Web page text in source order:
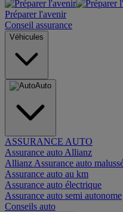
Préparer l'avenir
Conseil assurance
Véhicules
Auto
ASSURANCE AUTO
Assurance auto Allianz
Allianz Assurance auto
Assurance auto au km
Assurance auto électrique
Assurance auto semi autonome
Conseils auto